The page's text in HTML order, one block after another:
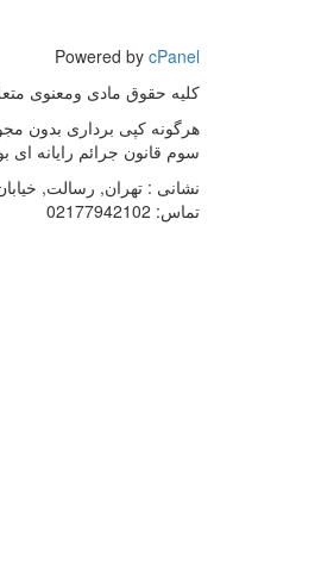
Powered by cPanel
کلیه حقوق مادی ومعنوی
سوم قانون جرائم رایانه ای
نشانی : تهران, رسالت, خیابان آیت,
تماس: